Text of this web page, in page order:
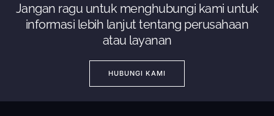
Jangan ragu untuk menghubungi kami untuk
informasi lebih lanjut tentang perusahaan
atau layanan
HUBUNGI KAMI